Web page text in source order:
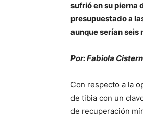
sufrióen su pierna
presupuestado a
aunque serían seis
Por: Fabiola
Con respecto a la
de tibia con un
de recuperación